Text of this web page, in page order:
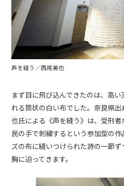
声を縫う／西尾美也
まず目に飛び込んできたのは、高
れる筒状の白い布でした。奈良県
也氏による《声を縫う》は、受刑
民の手で刺繍するという参加型の
ズの布に縫いつけられた詩の一節
胸に迫ってきます。